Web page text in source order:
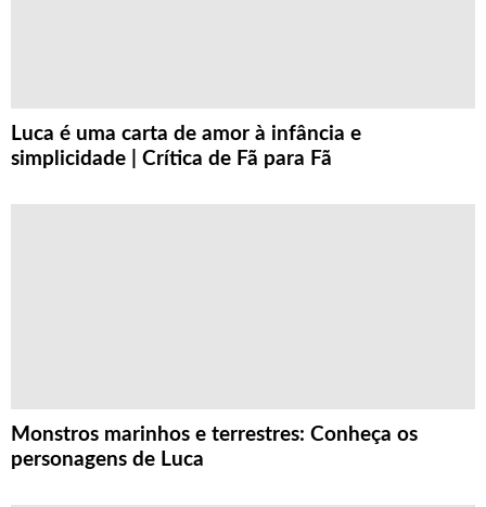
Luca é uma carta de amor à infância e
simplicidade | Crítica de Fã para Fã
Monstros marinhos e terrestres: Conheça os
personagens de Luca